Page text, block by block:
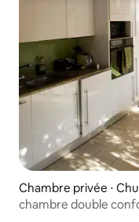
Chambre privée ⋅
chambre double